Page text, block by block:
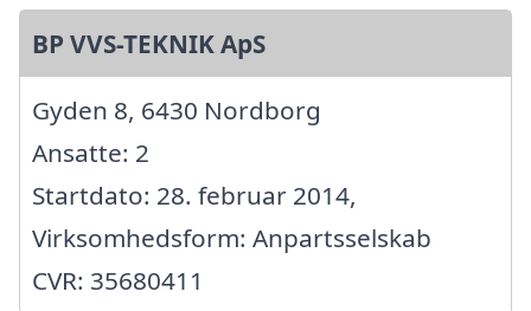
BP VVS-TEKNIK ApS
Gyden 8, 6430 Nordborg
Ansatte: 2
Startdato: 28. februar 2014,
Virksomhedsform: Anpartsselskab
CVR: 35680411